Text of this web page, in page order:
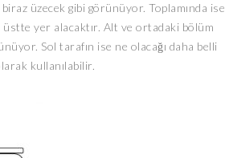
biraz üzecek gibi görünüyor. Toplamında ise
yer alacaktır. Alt ve ortadaki bölüm
Sol tarafın ise ne olacağı daha belli
kullanılabilir.